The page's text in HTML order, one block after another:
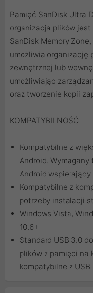
Pamięć SanDisk Ultra
organizacja plików jest
SanDisk Memory
umożliwia organizację
zewnętrznej lub
umożliwiając
oraz tworzenie kopii
KOMPATYBILNOŚĆ
Kompatybilne z
Android.
Android wspierający
Kompatybilne z
potrzeby instalacji
Windows Vista,
10.6+
Standard USB 3.0
plików z pamięci na
kompatybilne z USB